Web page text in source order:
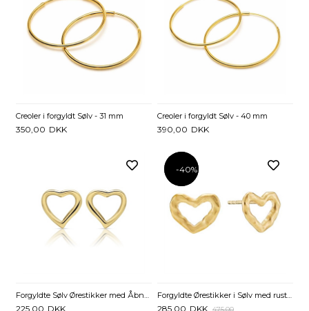
Creoler i forgyldt Sølv - 31 mm
350,00 DKK
Creoler i forgyldt Sølv - 40 mm
390,00 DKK
Forgyldte Sølv Ørestikker med Åbne Hjerter
225,00 DKK
-40%
-40%
Forgyldte Ørestikker i Sølv med rustikke Hjerter
285,00 DKK 475,00